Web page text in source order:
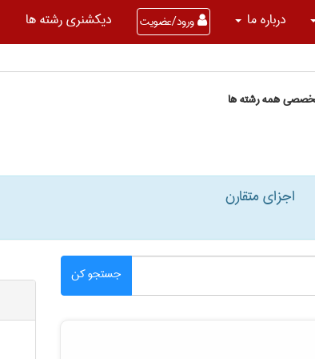
درباره ما ورود/عضویت دیکشنری رشته ها
همه رشته ها
اجزای متقارن
جستجو کن